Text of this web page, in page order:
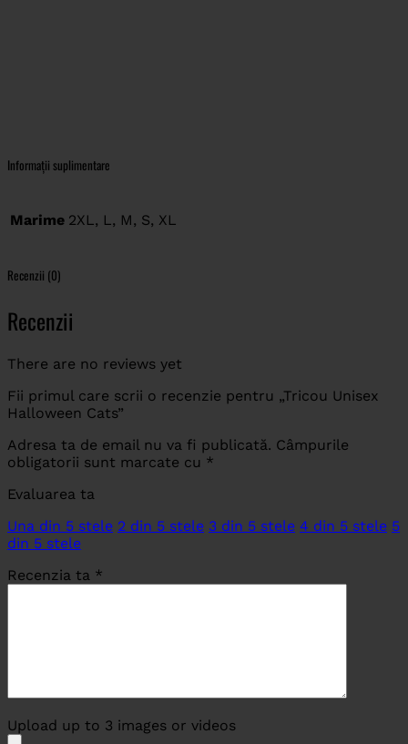
Informații suplimentare
Marime 2XL, L, M, S, XL
Recenzii (0)
Recenzii
There are no reviews yet
Fii primul care scrii o recenzie pentru „Tricou Unisex
Halloween Cats”
Adresa ta de email nu va fi publicată. Câmpurile
obligatorii sunt marcate cu *
Evaluarea ta
Una din 5 stele 2 din 5 stele 3 din 5 stele 4 din 5 stele 5
din 5 stele
Recenzia ta *
Upload up to 3 images or videos